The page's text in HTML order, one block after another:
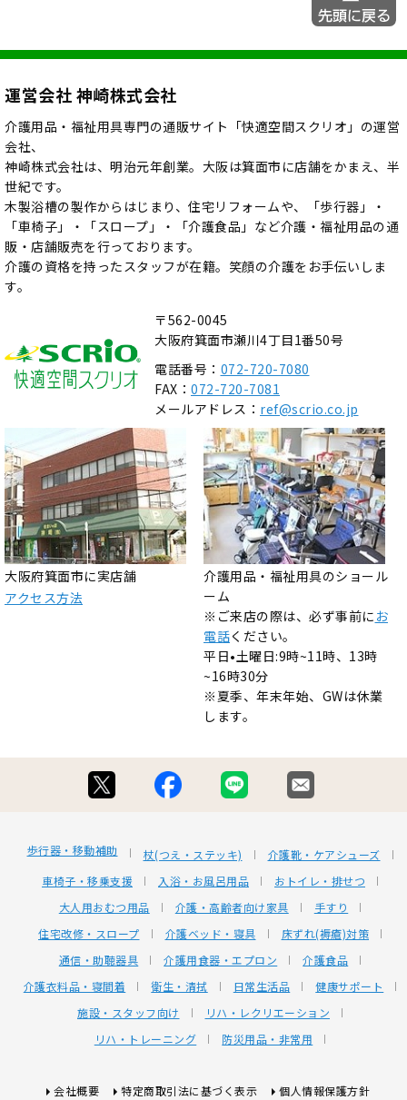
運営会社 神崎株式会社
介護用品・福祉用具専門の通販サイト「快適空間スクリオ」の運営
会社、
神崎株式会社は、明治元年創業。大阪は箕面市に店舗をかまえ、半
世紀です。
木製浴槽の製作からはじまり、住宅リフォームや、「歩行器」・
「車椅子」・「スロープ」・「介護食品」など介護・福祉用品の通
販・店舗販売を行っております。
介護の資格を持ったスタッフが在籍。笑顔の介護をお手伝いしま
す。
〒562-0045
大阪府箕面市瀬川4丁目1番50号
電話番号： 072-720-7080
FAX： 072-720-7081
メールアドレス： ref@scrio.co.jp
大阪府箕面市に実店舗
アクセス方法
介護用品・福祉用具のショール
ーム
※ご来店の際は、必ず事前に お
電話ください。
平日•土曜日:9時~11時、13時
~16時30分
※夏季、年末年始、GWは休業
します。
歩行器・移動補助 杖(つえ・ステッキ)
介護靴・ケアシューズ
車椅子・移乗支援
入浴・お風呂用品
おトイレ・排せつ
大人用おむつ用品
介護・高齢者向け家具
手すり
住宅改修・スロープ
介護ベッド・寝具
床ずれ(褥瘡)対策
通信・助聴器具
介護用食器・エプロン
介護食品
介護衣料品・寝間着
衛生・清拭 日常生活品
健康サポート
施設・スタッフ向け
リハ・レクリエーション
リハ・トレーニング
防災用品・非常用
会社概要 特定商取引法に基づく表示 個人情報保護方針